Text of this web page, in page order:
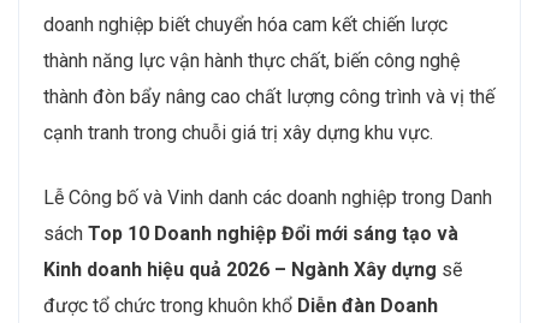
doanh nghiệp biết chuyển hóa cam kết chiến lược
thành năng lực vận hành thực chất, biến công nghệ
thành đòn bẩy nâng cao chất lượng công trình và vị thế
cạnh tranh trong chuỗi giá trị xây dựng khu vực.
Lễ Công bố và Vinh danh các doanh nghiệp trong Danh
sách Top 10 Doanh nghiệp Đổi mới sáng tạo và
Kinh doanh hiệu quả 2026 – Ngành Xây dựng sẽ
được tổ chức trong khuôn khổ Diễn đàn Doanh